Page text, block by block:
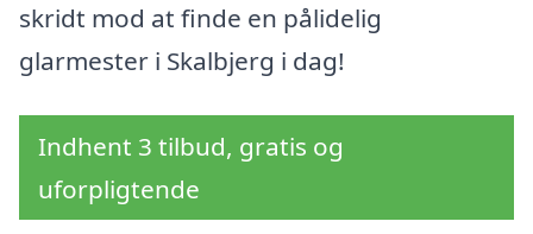
skridt mod at finde en pålidelig
glarmester i Skalbjerg i dag!
Indhent 3 tilbud, gratis og
uforpligtende